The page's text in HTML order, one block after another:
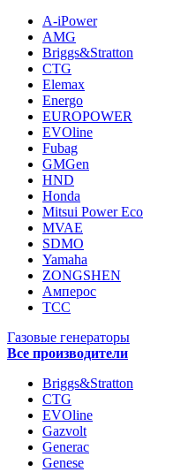
A-iPower
AMG
Briggs&Stratton
CTG
Elemax
Energo
EUROPOWER
EVOline
Fubag
GMGen
HND
Honda
Mitsui Power Eco
MVAE
SDMO
Yamaha
ZONGSHEN
Амперос
ТСС
Газовые генераторы
Все производители
Briggs&Stratton
CTG
EVOline
Gazvolt
Generac
Genese